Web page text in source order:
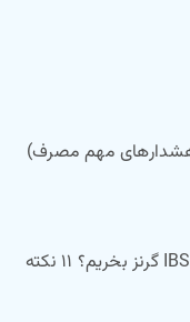
عوارض مکمل IBS گرنز | چرا نباید مکمل IBS گرنز بخریم؟ ۱۱ نکته